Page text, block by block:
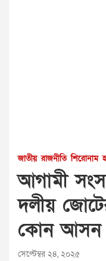
জাতীয় রাজনীতি শিরোনাম
আগামী
দলীয়
কোন আসন
সেপ্টেম্বর ২৪, ২০২৫